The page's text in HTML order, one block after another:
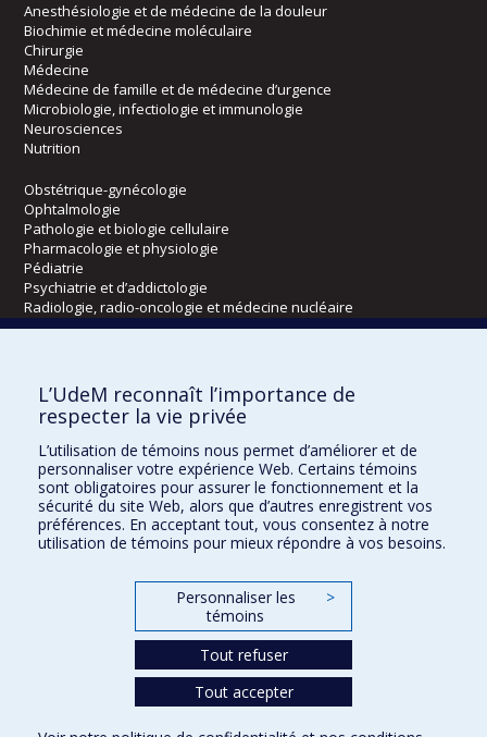
Anesthésiologie et de médecine de la douleur
Biochimie et médecine moléculaire
Chirurgie
Médecine
Médecine de famille et de médecine d’urgence
Microbiologie, infectiologie et immunologie
Neurosciences
Nutrition
Obstétrique-gynécologie
Ophtalmologie
Pathologie et biologie cellulaire
Pharmacologie et physiologie
Pédiatrie
Psychiatrie et d’addictologie
Radiologie, radio-oncologie et médecine nucléaire
Kinésiologie et des sciences de l’activité physique
Orthophonie et audiologie
Réadaptation
Directions
DPC
CPASS
L’UdeM reconnaît l’importance de
respecter la vie privée
L’utilisation de témoins nous permet d’améliorer et de
personnaliser votre expérience Web. Certains témoins
sont obligatoires pour assurer le fonctionnement et la
sécurité du site Web, alors que d’autres enregistrent vos
préférences. En acceptant tout, vous consentez à notre
utilisation de témoins pour mieux répondre à vos besoins.
Personnaliser les
témoins
>
Tout refuser
Tout accepter